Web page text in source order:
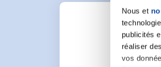
Nous et
publicités
réaliser
vos